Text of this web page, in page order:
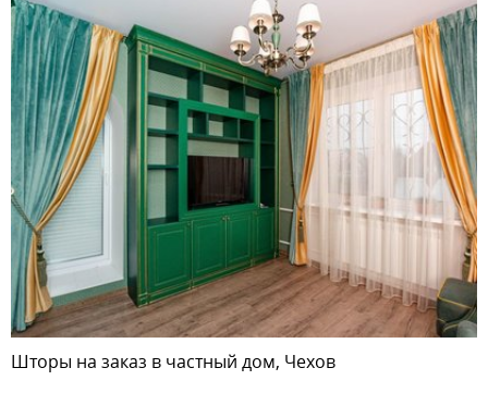
Шторы на заказ в частный дом, Чехов